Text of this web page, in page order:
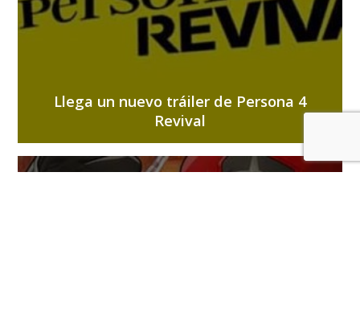
Llega un nuevo tráiler de Persona 4
Revival